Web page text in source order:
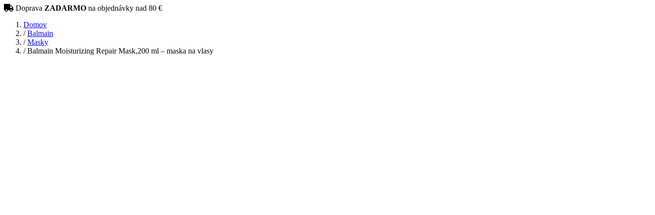
Doprava ZADARMO na objednávky nad 80 €
Domov
/ Balmain
/ Masky
/Balmain Moisturizing Repair Mask,200 ml – maska na vlasy